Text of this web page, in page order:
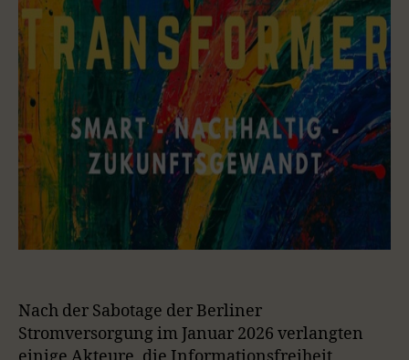
Nach der Sabotage der Berliner
Stromversorgung im Januar 2026 verlangten